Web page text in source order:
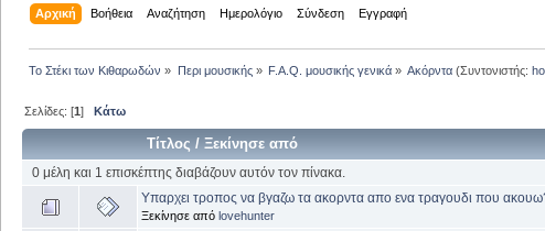
Αρχική Βοήθεια Αναζήτηση Ημερολόγιο Σύνδεση Εγγραφή
Το Στέκι των Κιθαρωδών » Περι μουσικής» F.A.Q. μουσικής γενικά» Ακόρντα (Συντονιστής:
Σελίδες: [1]Κάτω
Τίτλος /Ξεκίνησε από
0 μέλη και 1 επισκέπτης διαβάζουν αυτόν τον πίνακα.
Υπαρχει τροπος να βγαζω τα ακορντα απο ενα τραγουδι που
Ξεκίνησε από lovehunter